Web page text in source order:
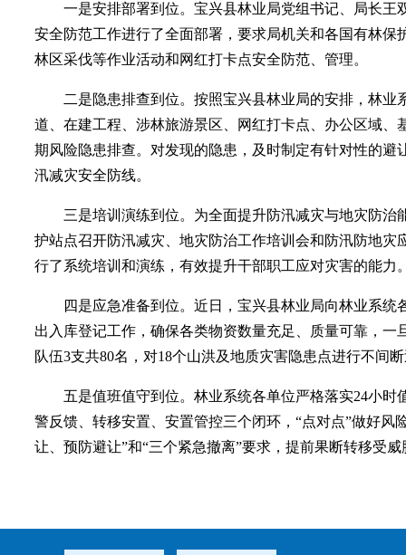
一是安排部署到位。宝兴县林业局党组书记、局长
安全防范工作进行了全面部署，要求局机关和各国有林
林区采伐等作业活动和网红打卡点安全防范、管理。
二是隐患排查到位。按照宝兴县林业局的安排，林
道、在建工程、涉林旅游景区、网红打卡点、办公区域
期风险隐患排查。对发现的隐患，及时制定有针对性的
汛减灾安全防线。
三是培训演练到位。为全面提升防汛减灾与地灾防
护站点召开防汛减灾、地灾防治工作培训会和防汛防地
行了系统培训和演练，有效提升干部职工应对灾害的能力
四是应急准备到位。近日，宝兴县林业局向林业系
出入库登记工作，确保各类物资数量充足、质量可靠，
队伍3支共80名，对18个山洪及地质灾害隐患点进行不间
五是值班值守到位。林业系统各单位严格落实24小
警反馈、转移安置、安置管控三个闭环，“点对点”做好
让、预防避让”和“三个紧急撤离”要求，提前果断转移受